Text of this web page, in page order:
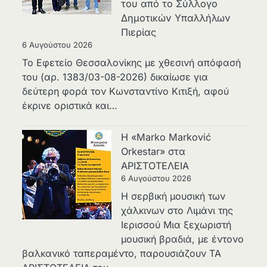
του από το Σύλλογο
Δημοτικών Υπαλλήλων
Πιερίας
6 Αυγούστου 2026
Το Εφετείο Θεσσαλονίκης με χθεσινή απόφασή
του (αρ. 1383/03-08-2026) δικαίωσε για
δεύτερη φορά τον Κωνσταντίνο Κιτιξή, αφού
έκρινε οριστικά και…
Η «Marko Marković
Orkestar» στα
ΑΡΙΣΤΟΤΕΛΕΙΑ
6 Αυγούστου 2026
Η σερβική μουσική των
χάλκινων στο Λιμάνι της
Ιερισσού Μια ξεχωριστή
μουσική βραδιά, με έντονο
βαλκανικό ταπεραμέντο, παρουσιάζουν ΤΑ